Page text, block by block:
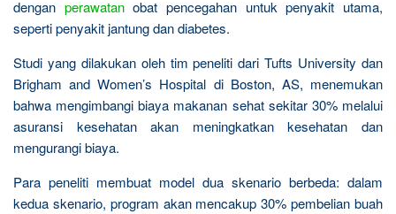
dengan perawatanobat pencegahan untuk penyakit utama,
seperti penyakit jantung dan diabetes.
Studi yang dilakukan oleh tim peneliti dari Tufts University dan
Brigham and Women’s Hospital di Boston, AS, menemukan
bahwa mengimbangi biaya makanan sehat sekitar 30% melalui
asuransi kesehatan akan meningkatkan kesehatan dan
mengurangi biaya.
Para peneliti membuat model dua skenario berbeda: dalam
kedua skenario, program akan mencakup 30% pembelian buah